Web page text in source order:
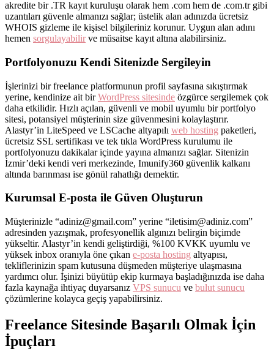
akredite bir .TR kayıt kuruluşu olarak hem .com hem de .com.tr gibi
uzantıları güvenle almanızı sağlar; üstelik alan adınızda ücretsiz
WHOIS gizleme ile kişisel bilgileriniz korunur. Uygun alan adını
hemen sorgulayabilirve müsaitse kayıt altına alabilirsiniz.
Portfolyonuzu Kendi Sitenizde Sergileyin
İşlerinizi bir freelance platformunun profil sayfasına sıkıştırmak
yerine, kendinize ait birWordPress sitesinde özgürce sergilemek çok
daha etkilidir. Hızlı açılan, güvenli ve mobil uyumlu bir portfolyo
sitesi, potansiyel müşterinin size güvenmesini kolaylaştırır.
Alastyr’in LiteSpeed ve LSCache altyapılı web hosting paketleri,
ücretsiz SSL sertifikası ve tek tıkla WordPress kurulumu ile
portfolyonuzu dakikalar içinde yayına almanızı sağlar. Sitenizin
İzmir’deki kendi veri merkezinde, Imunify360 güvenlik kalkanı
altında barınması ise gönül rahatlığı demektir.
Kurumsal E-posta ile Güven Oluşturun
Müşterinizle “adiniz@gmail.com” yerine “iletisim@adiniz.com”
adresinden yazışmak, profesyonellik algınızı belirgin biçimde
yükseltir. Alastyr’in kendi geliştirdiği, %100 KVKK uyumlu ve
yüksek inbox oranıyla öne çıkan e-posta hosting altyapısı,
tekliflerinizin spam kutusuna düşmeden müşteriye ulaşmasına
yardımcı olur. İşinizi büyütüp ekip kurmaya başladığınızda ise daha
fazla kaynağa ihtiyaç duyarsanız VPS sunucu ve bulut sunucu
çözümlerine kolayca geçiş yapabilirsiniz.
Freelance Sitesinde Başarılı Olmak İçin
İpuçları